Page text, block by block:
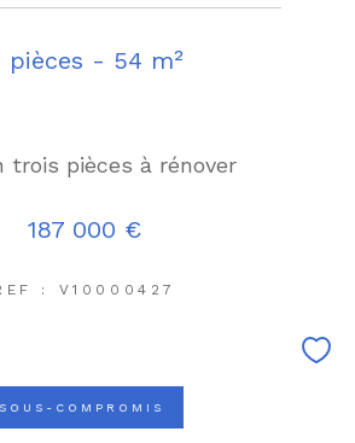
pièces - 54 m²
trois pièces à rénover
187 000 €
: V10000427
SOUS-COMPROMIS